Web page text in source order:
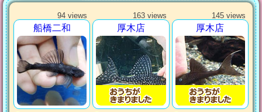
94 views
船橋二和
163 views
厚木店
145 views
厚木店